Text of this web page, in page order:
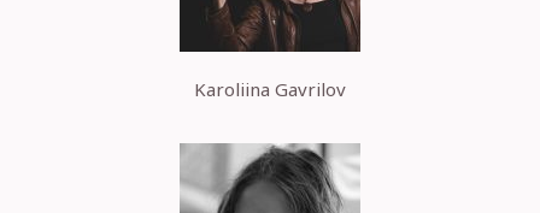
Karoliina Gavrilov